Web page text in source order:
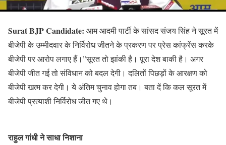
Surat BJP Candidate: आम आदमी पार्टी के सांसद संजय सिंह ने सूरत में
बीजेपी के उम्मीदवार के निर्विरोध जीतने के प्रकरण पर प्रेस कांफ्रेंस करके
बीजेपी पर आरोप लगाए हैं।”सूरत तो झांकी है। पूरा देश बाकी है। अगर
बीजेपी जीत गई तो संविधान को बदल देगी। दलितों पिछड़ों के आरक्षण को
बीजेपी खत्म कर देगी। ये अंतिम चुनाव होगा तब। बता दें कि कल सूरत में
बीजेपी प्रत्याशी निर्विरोध जीत गए थे।
राहुल गांधी ने साधा निशाना